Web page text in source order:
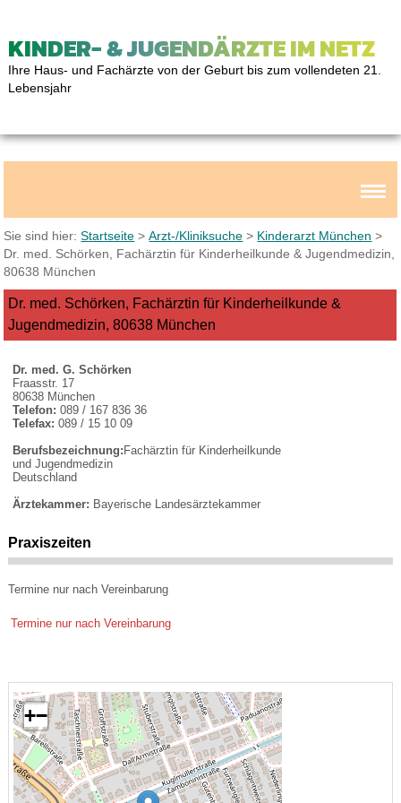
KINDER- & JUGENDÄRZTE IM NETZ
Ihre Haus- und Fachärzte von der Geburt bis zum vollendeten 21.
Lebensjahr
Sie sind hier:Startseite >Arzt-/Kliniksuche > Kinderarzt München >
Dr. med. Schörken, Fachärztin für Kinderheilkunde & Jugendmedizin,
80638 München
Dr. med. Schörken, Fachärztin für Kinderheilkunde &
Jugendmedizin, 80638 München
Dr. med. G. Schörken
Fraasstr. 17
80638 München
Telefon: 089 / 167 836 36
Telefax: 089 / 15 10 09
Berufsbezeichnung: Fachärztin für Kinderheilkunde
und Jugendmedizin
Deutschland
Ärztekammer: Bayerische Landesärztekammer
Praxiszeiten
Termine nur nach Vereinbarung
Termine nur nach Vereinbarung
+−